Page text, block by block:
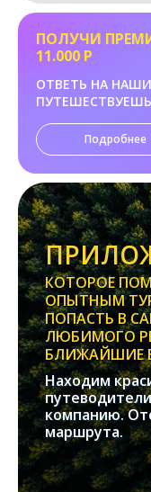
ПОЛУЧИ
11.000 Р
ОТВЕТЬ НА
Подробнее
КОТОРОЕ
ОПЫТНЫМ
ПОПАСТЬ В
ЛЮБИМОГО
БЛИЖАЙШИЕ
Находим
компанию.
маршрута.